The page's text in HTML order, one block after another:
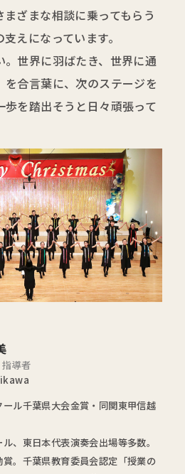
ざまな相談に乗ってもらう
えになっています。
。世界に羽ばたき、世界に通
合言葉に、次のステージを
歩を踏出そうと日々頑張って
導者
ル千葉県大会金賞・同関東甲信越
、東日本代表演奏会出場等多数。
。千葉県教育委員会認定「授業の